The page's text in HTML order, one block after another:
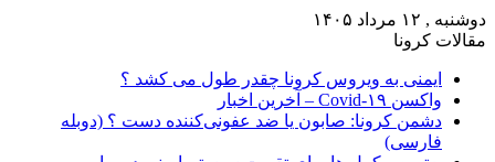
دوشنبه , ۱۲ مرداد ۱۴۰۵
مقالات کرونا
ایمنی به ویروس کرونا چقدر طول می کشد ؟
واکسن Covid-۱۹ – آخرین اخبار
دشمن کرونا: صابون یا ضد عفونی‌کننده دست ؟ (دوبله
فارسی)